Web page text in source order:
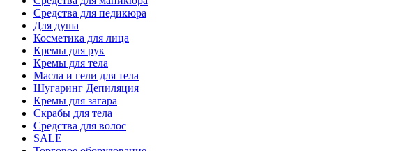
Средства для педикюра
Для душа
Косметика для лица
Кремы для рук
Кремы для тела
Масла и гели для тела
Шугаринг Депиляция
Кремы для загара
Скрабы для тела
Средства для волос
SALE